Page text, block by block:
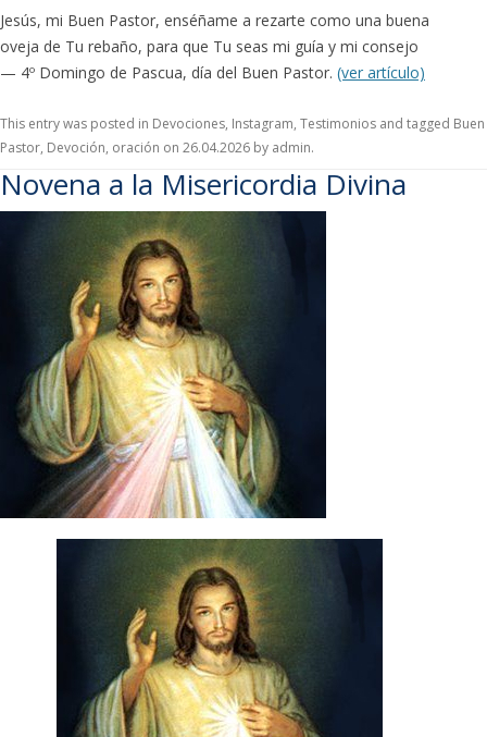
Jesús, mi Buen Pastor, enséñame a rezarte como una buena
oveja de Tu rebaño, para que Tu seas mi guía y mi consejo
— 4º Domingo de Pascua, día del Buen Pastor. (ver artículo)
This entry was posted in Devociones, Instagram, Testimonios and tagged Buen
Pastor, Devoción, oración on 26.04.2026 by admin.
Novena a la Misericordia Divina